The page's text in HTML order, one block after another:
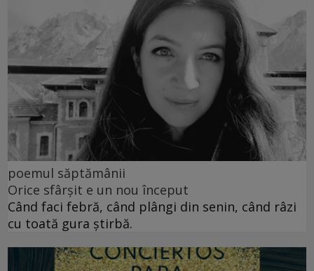
poemul săptămânii
Orice sfârșit e un nou început
Când faci febră, când plângi din senin, când râzi
cu toată gura știrbă.